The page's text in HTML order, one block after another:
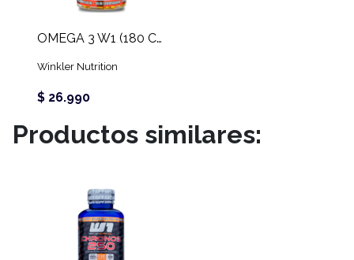
OMEGA 3 W1 (180 CAPS)
Winkler Nutrition
$ 26.990
Productos similares: